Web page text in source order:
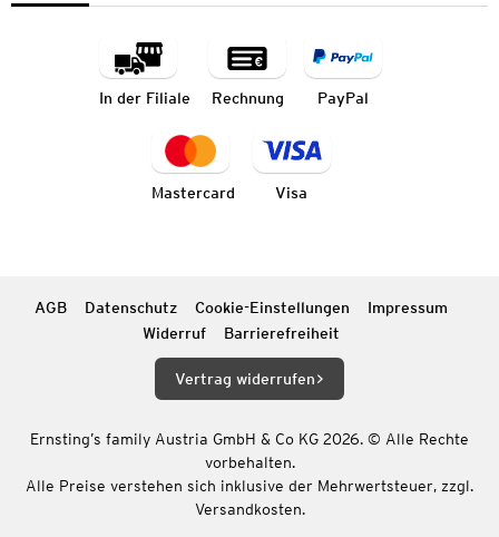
In der Filiale Rechnung PayPal
Mastercard Visa
AGB Datenschutz Cookie-Einstellungen
Impressum
Widerruf
Barrierefreiheit
Vertrag widerrufen
Ernsting’s family Austria GmbH & Co KG 2026. © Alle Rechte
vorbehalten.
Alle Preise verstehen sich inklusive der Mehrwertsteuer, zzgl.
Versandkosten.